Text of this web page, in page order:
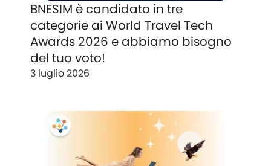
BNESIM è candidato in tre
categorie ai World Travel Tech
Awards 2026 e abbiamo bisogno
del tuo voto!
3 luglio 2026